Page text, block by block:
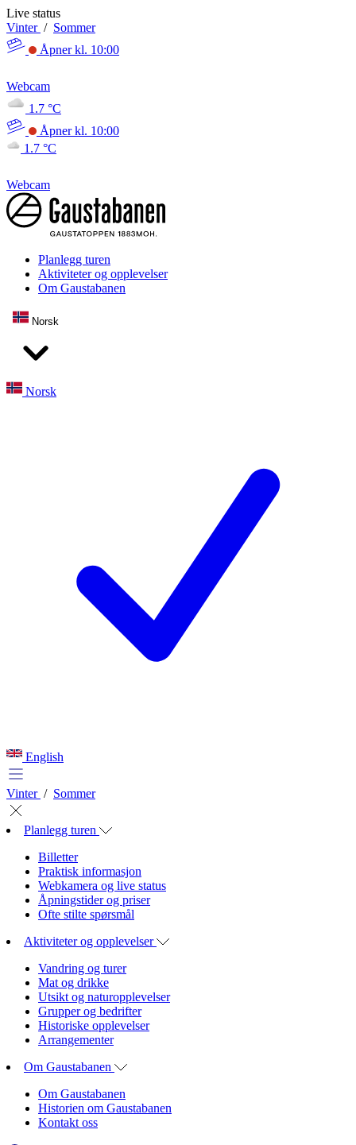
Live status
Vinter / Sommer
Åpner kl. 10:00
Webcam
1.7 °C
Åpner kl. 10:00
1.7 °C
Webcam
Planlegg turen
Aktiviteter og opplevelser
Om Gaustabanen
Norsk
Norsk
English
Vinter / Sommer
Planlegg turen
Billetter
Praktisk informasjon
Webkamera og live status
Åpningstider og priser
Ofte stilte spørsmål
Aktiviteter og opplevelser
Vandring og turer
Mat og drikke
Utsikt og naturopplevelser
Grupper og bedrifter
Historiske opplevelser
Arrangementer
Om Gaustabanen
Om Gaustabanen
Historien om Gaustabanen
Kontakt oss